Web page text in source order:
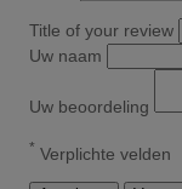
Title of your review
Uw naam
Uw beoordeling
* Verplichte velden